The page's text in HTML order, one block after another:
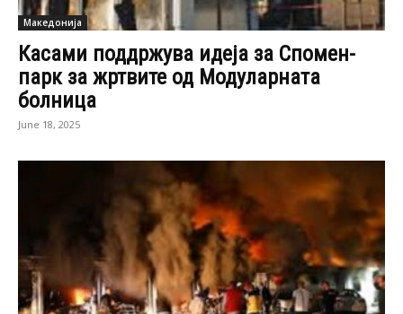
Македонија
Касами поддржува идеја за Спомен-
парк за жртвите од Модуларната
болница
June 18, 2025